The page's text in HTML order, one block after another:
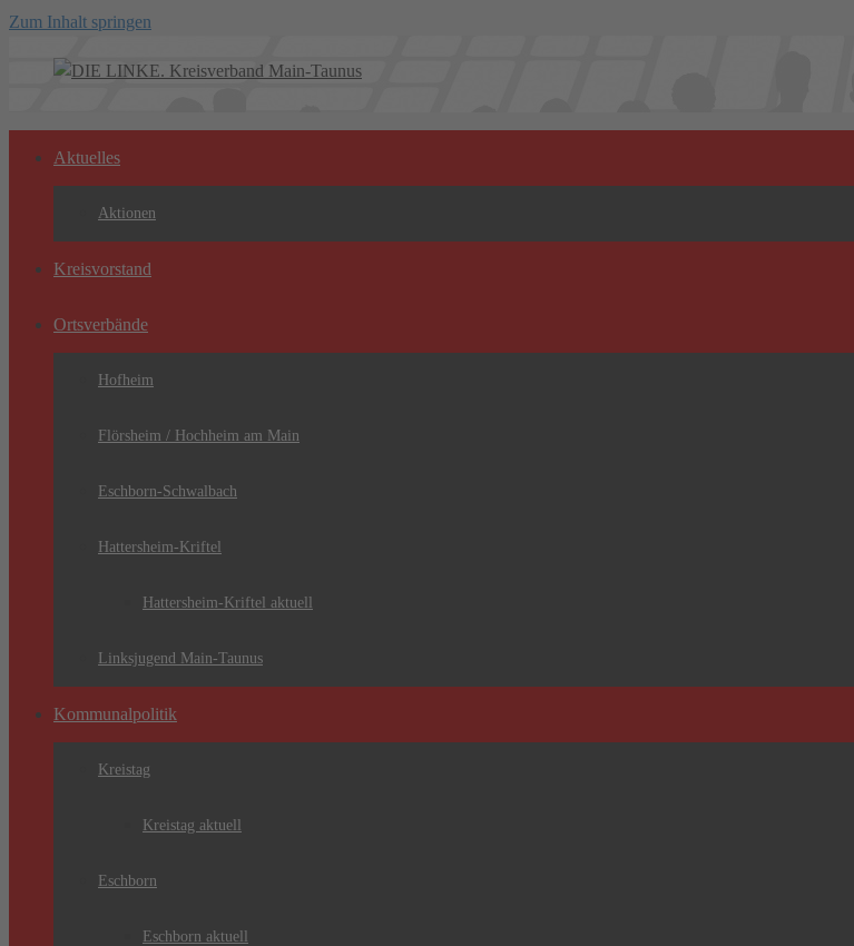
Zum Inhalt springen
Aktuelles
Aktionen
Kreisvorstand
Ortsverbände
Hofheim
Flörsheim / Hochheim am Main
Eschborn-Schwalbach
Hattersheim-Kriftel
Hattersheim-Kriftel aktuell
Linksjugend Main-Taunus
Kommunalpolitik
Kreistag
Kreistag aktuell
Eschborn
Eschborn aktuell